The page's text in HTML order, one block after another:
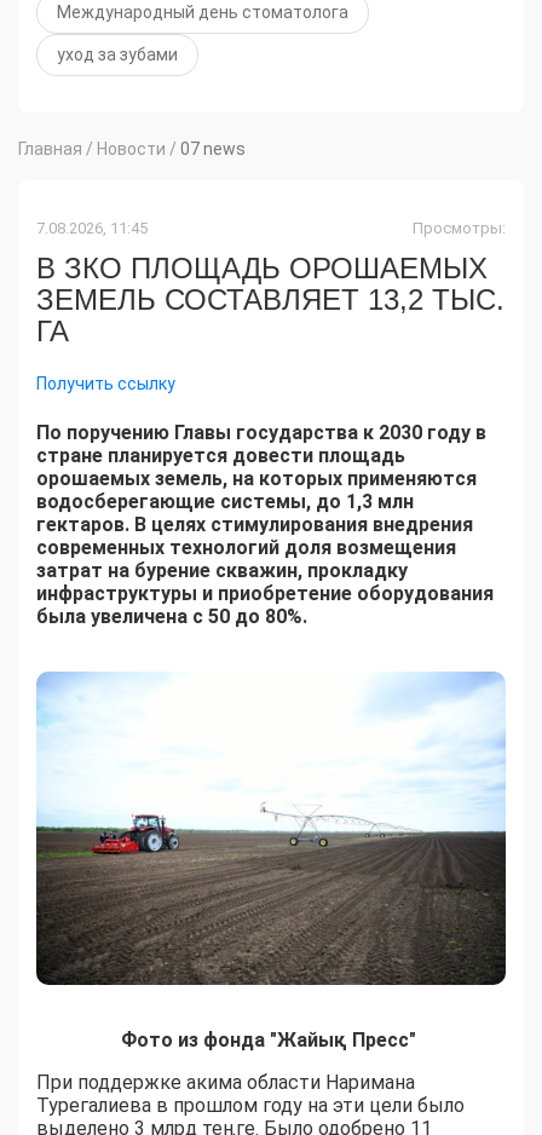
Международный день стоматолога
уход за зубами
Главная / Новости / 07 news
7.08.2026, 11:45 Просмотры:
В ЗКО ПЛОЩАДЬ ОРОШАЕМЫХ
ЗЕМЕЛЬ СОСТАВЛЯЕТ 13,2 ТЫС.
ГА
Получить ссылку
По поручению Главы государства к 2030 году в
стране планируется довести площадь
орошаемых земель, на которых применяются
водосберегающие системы, до 1,3 млн
гектаров. В целях стимулирования внедрения
современных технологий доля возмещения
затрат на бурение скважин, прокладку
инфраструктуры и приобретение оборудования
была увеличена с 50 до 80%.
Фото из фонда "Жайық Пресс"
При поддержке акима области Наримана
Турегалиева в прошлом году на эти цели было
выделено 3 млрд теңге. Было одобрено 11